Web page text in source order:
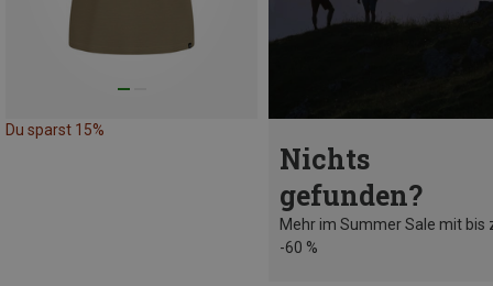
Du sparst 15%
Nichts
gefunden?
Mehr im Summer Sale mit bis
-60 %